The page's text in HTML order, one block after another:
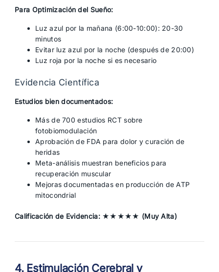
Para Optimización del Sueño:
Luz azul por la mañana (6:00-10:00): 20-30
minutos
Evitar luz azul por la noche (después de 20:00)
Luz roja por la noche si es necesario
Evidencia Científica
Estudios bien documentados:
Más de 700 estudios RCT sobre
fotobiomodulación
Aprobación de FDA para dolor y curación de
heridas
Meta-análisis muestran beneficios para
recuperación muscular
Mejoras documentadas en producción de ATP
mitocondrial
Calificación de Evidencia: ★★★★★ (Muy Alta)
4. Estimulación Cerebral y